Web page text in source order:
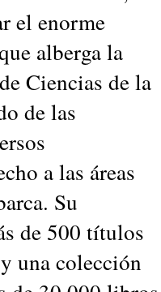
el enorme
alberga la
Ciencias de la
de las
a las áreas
Su
de 500 títulos
una colección